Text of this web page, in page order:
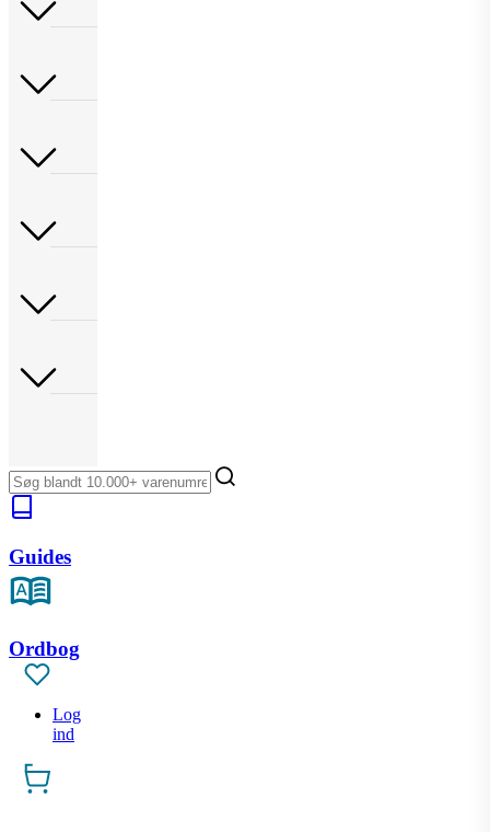
Guides
Ordbog
Log
ind